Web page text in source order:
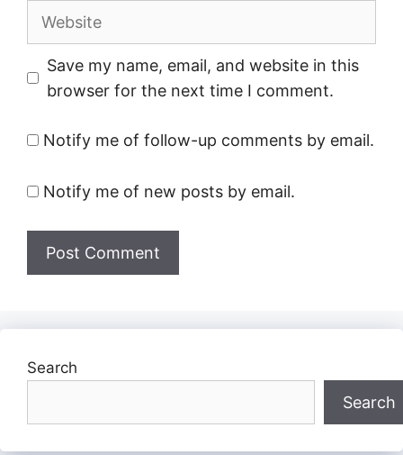
Website
Save my name, email, and website in this
browser for the next time I comment.
Notify me of follow-up comments by email.
Notify me of new posts by email.
Search
Search